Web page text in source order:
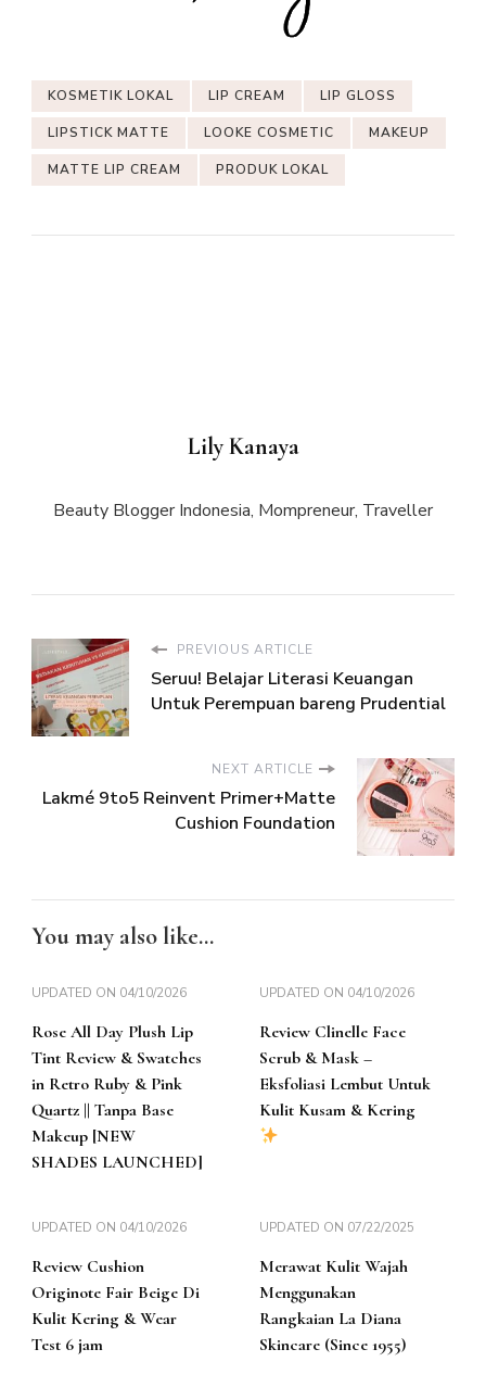
KOSMETIK LOKAL LIP CREAM LIP GLOSS
LIPSTICK MATTE LOOKE COSMETIC MAKEUP
MATTE LIP CREAM PRODUK LOKAL
Lily Kanaya
Beauty Blogger Indonesia, Mompreneur, Traveller
PREVIOUS ARTICLE
Seruu! Belajar Literasi Keuangan
Untuk Perempuan bareng Prudential
NEXT ARTICLE
Lakmé 9to5 Reinvent Primer+Matte
Cushion Foundation
You may also like...
UPDATED ON 04/10/2026
Rose All Day Plush Lip
Tint Review & Swatches
in Retro Ruby & Pink
Quartz || Tanpa Base
Makeup [NEW
SHADES LAUNCHED]
UPDATED ON 04/10/2026
Review Clinelle Face
Scrub & Mask –
Eksfoliasi Lembut Untuk
Kulit Kusam & Kering
UPDATED ON 04/10/2026
Review Cushion
Originote Fair Beige Di
Kulit Kering & Wear
Test 6 jam
UPDATED ON 07/22/2025
Merawat Kulit Wajah
Menggunakan
Rangkaian La Diana
Skincare (Since 1955)